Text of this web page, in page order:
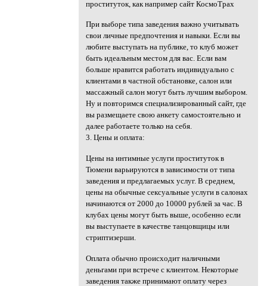
проституток, как например сайт КосмоТрах
При выборе типа заведения важно учитывать
свои личные предпочтения и навыки. Если вы
любите выступать на публике, то клуб может
быть идеальным местом для вас. Если вам
больше нравится работать индивидуально с
клиентами в частной обстановке, салон или
массажный салон могут быть лучшим выбором.
Ну и повторимся специализированный сайт, где
вы размещаете свою анкету самостоятельно и
далее работаете только на себя.
3. Цены и оплата:
Цены на интимные услуги проституток в
Тюмени варьируются в зависимости от типа
заведения и предлагаемых услуг. В среднем,
цены на обычные сексуальные услуги в салонах
начинаются от 2000 до 10000 рублей за час. В
клубах цены могут быть выше, особенно если
вы выступаете в качестве танцовщицы или
стриптизерши.
Оплата обычно происходит наличными
деньгами при встрече с клиентом. Некоторые
заведения также принимают оплату через